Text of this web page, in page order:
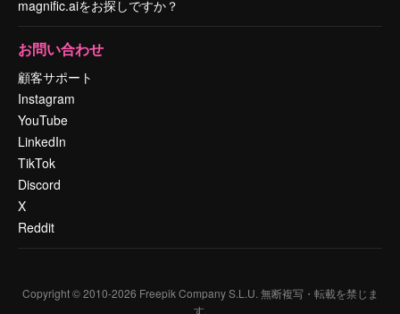
magnific.aiをお探しですか？
お問い合わせ
顧客サポート
Instagram
YouTube
LinkedIn
TikTok
Discord
X
Reddit
Copyright © 2010-2026 Freepik Company S.L.U. 無断複写・転載を禁じま
す.